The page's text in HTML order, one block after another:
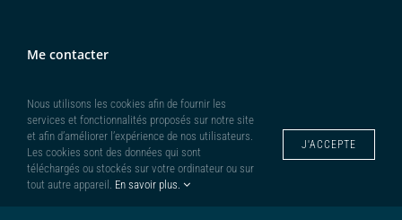
Me contacter
Nous utilisons les cookies afin de fournir les
services et fonctionnalités proposés sur notre site
et afin d’améliorer l’expérience de nos utilisateurs.
Les cookies sont des données qui sont
téléchargés ou stockés sur votre ordinateur ou sur
tout autre appareil. En savoir plus.
J'ACCEPTE